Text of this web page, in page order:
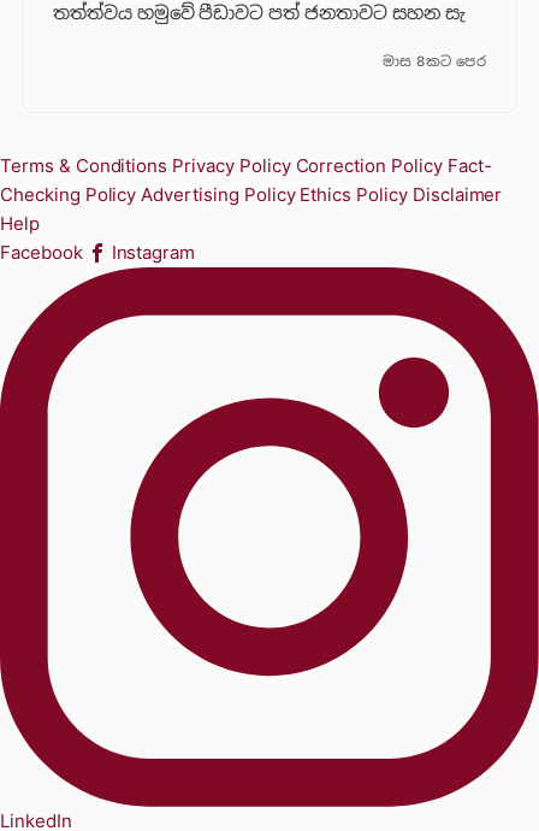
තත්ත්වය හමුවේ පීඩාවට පත් ජනතාවට සහන සැ
මාස 8කට පෙර
Terms & Conditions Privacy Policy Correction Policy Fact-
Checking Policy Advertising Policy Ethics Policy Disclaimer
Help
Facebook
Instagram
LinkedIn